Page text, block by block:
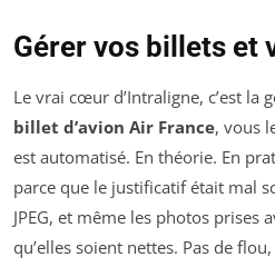
Gérer vos billets et
Le vrai cœur d’Intraligne, c’est la
billet d’avion Air France, vous
est automatisé. En théorie. En
parce que le justificatif était mal
JPEG, et même les photos
qu’elles soient nettes. Pas de